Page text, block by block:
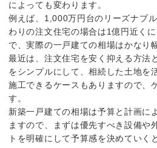
によっても変わります。
例えば、1,000万円台のリーズナブ
わりの注文住宅の場合は1億円近く
で、実際の一戸建ての相場はかなり
最近は、注文住宅を安く抑える方法
をシンプルにして、相続した土地を
施工できるケースもありますので、
す。
新築一戸建ての相場は予算と計画に
ますので、まずは優先すべき設備や
トを明確にして予算感を決めていく